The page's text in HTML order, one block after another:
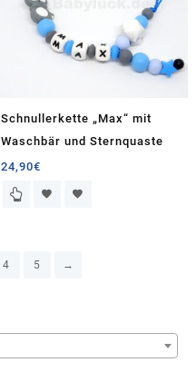
Schnullerkette „Max“ mit
Waschbär und Sternquaste
24,90€
4 5 →